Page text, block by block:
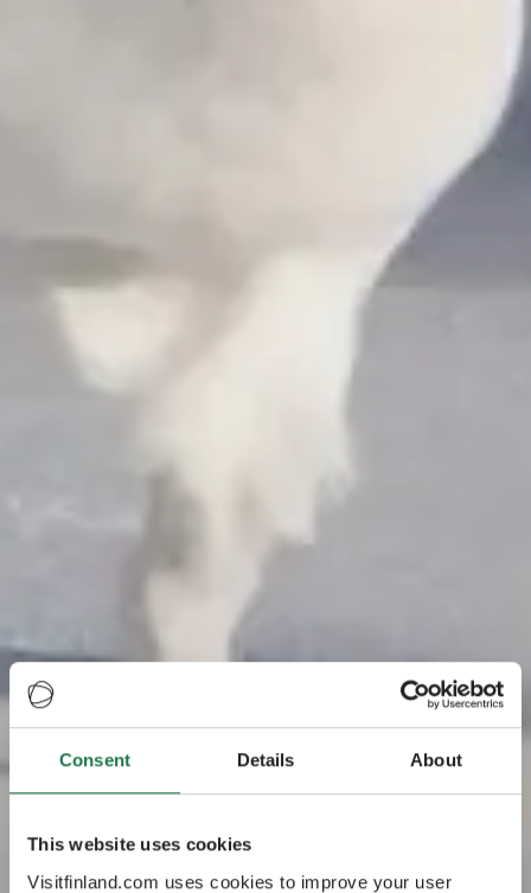
Consent Details About
This website uses cookies
Visitfinland.com uses cookies to improve your user